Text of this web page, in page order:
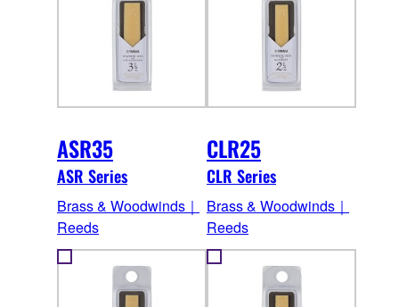
ASR35
ASR Series
Brass & Woodwinds｜
Reeds
CLR25
CLR Series
Brass & Woodwinds｜
Reeds